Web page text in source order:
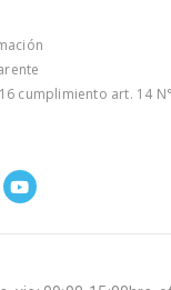
cumplimiento art. 14